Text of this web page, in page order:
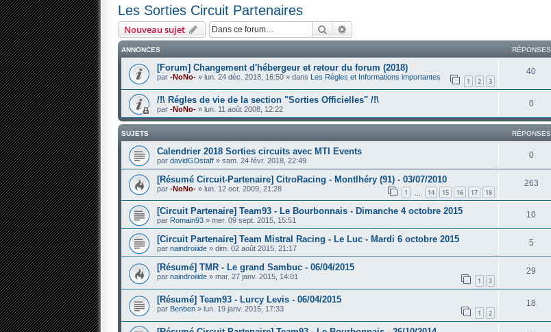
Les Sorties Circuit Partenaires
Nouveau sujet Rechercher
ANNONCES RÉPONSES
[Forum] Changement d'hébergeur et retour du forum (2018)
par -NoNo- » lun. 24 déc. 2018, 16:50 » dans Les Règles et Informations importantes 1 2 3
40
/!\ Régles de vie de la section "Sorties Officielles" /!\
par -NoNo- » lun. 11 août 2008, 12:22
0
SUJETS RÉPONSES
Calendrier 2018 Sorties circuits avec MTI Events
par davidGDstaff » sam. 24 févr. 2018, 22:49
0
[Résumé Circuit-Partenaire] CitroRacing - Montlhéry (91) - 03/07/2010
par -NoNo- » lun. 12 oct. 2009, 21:28 1 14 15 16 17 18
263
[Circuit Partenaire] Team93 - Le Bourbonnais - Dimanche 4 octobre 2015
par Romain93 » mer. 09 sept. 2015, 15:51
10
[Circuit Partenaire] Team Mistral Racing - Le Luc - Mardi 6 octobre 2015
par naindroiiide » dim. 02 août 2015, 21:17
5
[Résumé] TMR - Le grand Sambuc - 06/04/2015
par naindroiiide » mar. 27 janv. 2015, 14:01 1 2
29
[Résumé] Team93 - Lurcy Levis - 06/04/2015
par Benben » lun. 19 janv. 2015, 17:33 1 2
18